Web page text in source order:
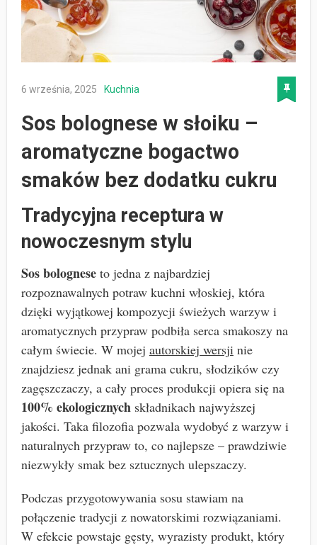
6 września, 2025 Kuchnia
Sos bolognese w słoiku –
aromatyczne bogactwo
smaków bez dodatku cukru
Tradycyjna receptura w
nowoczesnym stylu
Sos bologneseto jedna z najbardziej
rozpoznawalnych potraw kuchni włoskiej, która
dzięki wyjątkowej kompozycji świeżych warzyw i
aromatycznych przypraw podbiła serca smakoszy na
całym świecie. W mojej autorskiej wersjinie
znajdziesz jednak ani grama cukru, słodzików czy
zagęszczaczy, a cały proces produkcji opiera się na
100% ekologicznychskładnikach najwyższej
jakości. Taka filozofia pozwala wydobyć z warzyw i
naturalnych przypraw to, co najlepsze – prawdziwie
niezwykły smak bez sztucznych ulepszaczy.
Podczas przygotowywania sosu stawiam na
połączenie tradycji z nowatorskimi rozwiązaniami.
W efekcie powstaje gęsty, wyrazisty produkt, który